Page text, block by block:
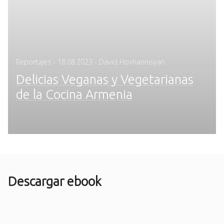
Reportajes - Posted
18.08.2023 - David Hovhannisyan
Delicias Veganas y Vegetarianas
de la Cocina Armenia
Descargar ebook